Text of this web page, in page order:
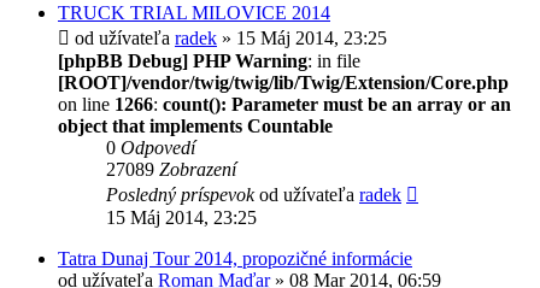
TRUCK TRIAL MILOVICE 2014
od užívateľa radek » 15 Máj 2014, 23:25
[phpBB Debug] PHP Warning: in file
[ROOT]/vendor/twig/twig/lib/Twig/Extension/Core.php
on line 1266: count(): Parameter must be an array or an
object that implements Countable
0 Odpovedí
27089 Zobrazení
Posledný príspevokod užívateľa radek
15 Máj 2014, 23:25
Tatra Dunaj Tour 2014, propozičné informácie
od užívateľa Roman Maďar» 08 Mar 2014, 06:59